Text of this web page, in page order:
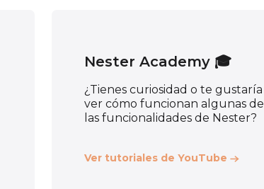
Nester Academy 🎓
¿Tienes curiosidad o te gustaría
ver cómo funcionan algunas de
las funcionalidades de Nester?
Ver tutoriales de YouTube